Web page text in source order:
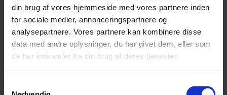
din brug af vores hjemmeside med vores partnere inden
for sociale medier, annonceringspartnere og
analysepartnere. Vores partnere kan kombinere disse
data med andre oplysninger, du har givet dem, eller som
de har indsamlet fra din brug af deres tjenester.